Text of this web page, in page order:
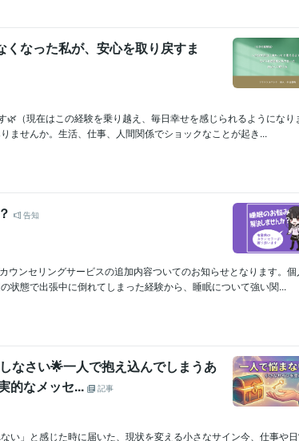
くなった私が、安心を取り戻すま
🌿（現在はこの経験を乗り越え、毎日幸せを感じられるようになり
ませんか。生活、仕事、人間関係でショックなことが起き...
告知
ウンセリングサービスの追加内容ついてのお知らせとなります。個
状態で出張中に倒れてしまった経験から、睡眠について強い関...
なさい🌟一人で抱え込んでしまうあ
的なメッセ...
記事
い」と感じた時に届いた、現状を変える小さなサイン今、仕事や